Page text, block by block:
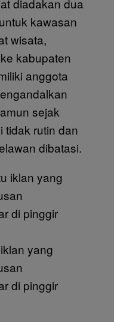
kawasan
wisata,
kabupaten
anggota
sejak
tidak rutin dan
dibatasi.
yang
di pinggir